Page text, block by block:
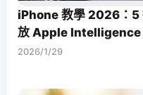
iPhone 教學 2026：5
放 Apple Intelligence
2026/1/29